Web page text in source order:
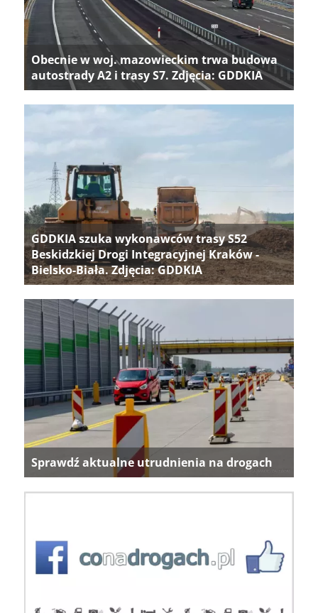
Obecnie w woj. mazowieckim trwa budowa
autostrady A2 i trasy S7. Zdjęcia: GDDKIA
GDDKIA szuka wykonawców trasy S52
Beskidzkiej Drogi Integracyjnej Kraków -
Bielsko-Biała. Zdjęcia: GDDKIA
Sprawdź aktualne utrudnienia na drogach